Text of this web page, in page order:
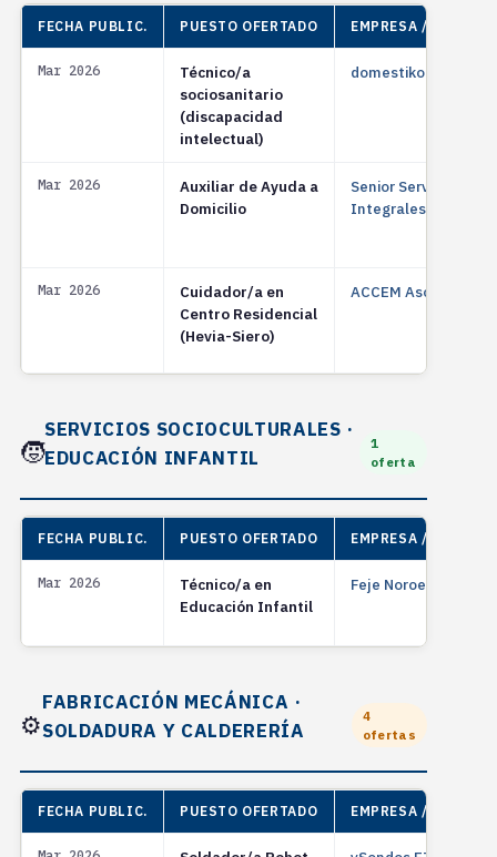
FECHA PUBLIC. PUESTO OFERTADO EMPRESA / ENTIDAD
Mar 2026
Técnico/a
sociosanitario
(discapacidad
intelectual)
domestiko.com
Mar 2026
Auxiliar de Ayuda a
Domicilio
Senior Servicios
Integrales
Mar 2026
Cuidador/a en
Centro Residencial
(Hevia-Siero)
ACCEM Asociación
🧒
SERVICIOS SOCIOCULTURALES ·
EDUCACIÓN INFANTIL
1
oferta
FECHA PUBLIC. PUESTO OFERTADO EMPRESA / ENTIDAD
Mar 2026
Técnico/a en
Educación Infantil
Feje Noroeste
⚙️
FABRICACIÓN MECÁNICA ·
SOLDADURA Y CALDERERÍA
4
ofertas
FECHA PUBLIC. PUESTO OFERTADO EMPRESA / ENTIDAD